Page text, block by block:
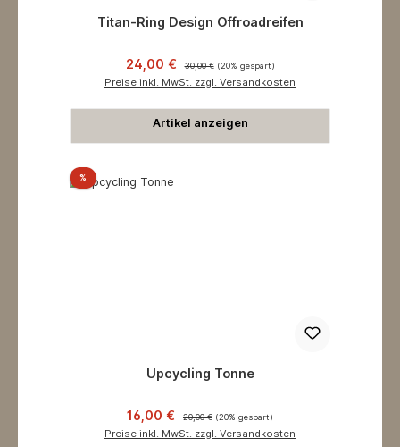
Titan-Ring Design Offroadreifen
Verkaufspreis:
24,00 € 30,00 € (20% gespart)
Preise inkl. MwSt. zzgl. Versandkosten
Artikel anzeigen
%Rabatt
Upcycling Tonne
Verkaufspreis:
16,00 € 20,00 € (20% gespart)
Preise inkl. MwSt. zzgl. Versandkosten